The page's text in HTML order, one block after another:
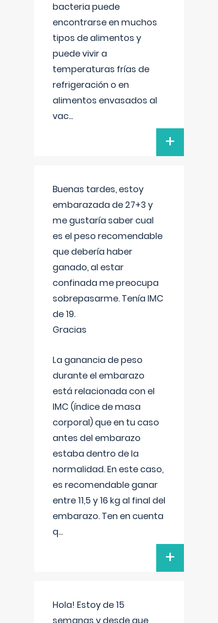
bacteria puede
encontrarse en muchos
tipos de alimentos y
puede vivir a
temperaturas frías de
refrigeración o en
alimentos envasados al
vac...
+
Buenas tardes, estoy
embarazada de 27+3 y
me gustaría saber cual
es el peso recomendable
que debería haber
ganado, al estar
confinada me preocupa
sobrepasarme. Tenía IMC
de 19.
Gracias
La ganancia de peso
durante el embarazo
está relacionada con el
IMC (índice de masa
corporal) que en tu caso
antes del embarazo
estaba dentro de la
normalidad. En este caso,
es recomendable ganar
entre 11,5 y 16 kg al final del
embarazo. Ten en cuenta
q...
+
Hola! Estoy de 15
semanas y desde que